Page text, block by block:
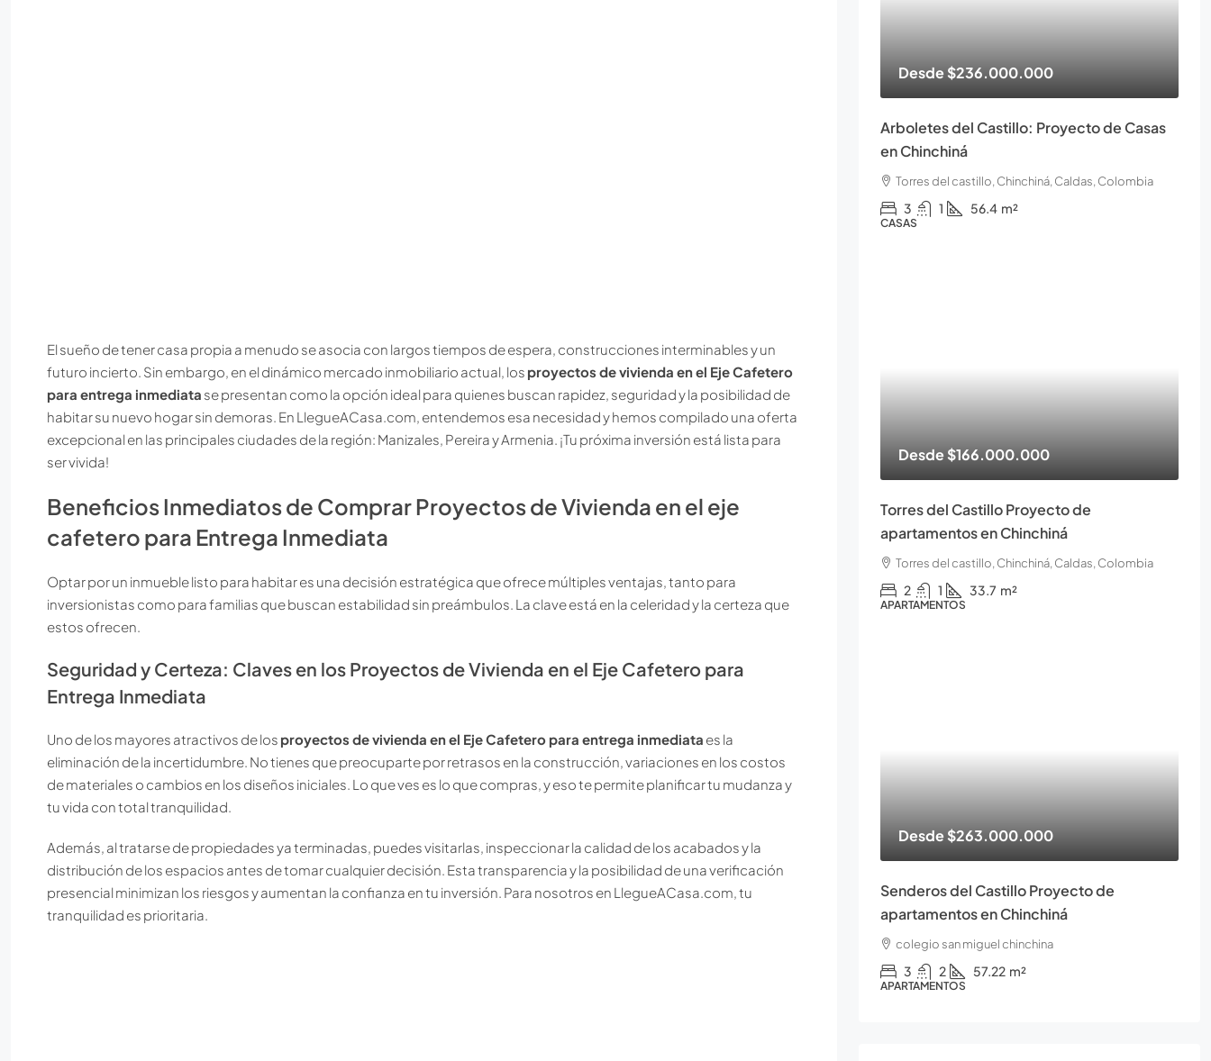
El sueño de tener casa propia a menudo se asocia con largos tiempos de espera, construcciones interminables y un
futuro incierto. Sin embargo, en el dinámico mercado inmobiliario actual, los proyectos de vivienda en el Eje Cafetero
para entrega inmediata se presentan como la opción ideal para quienes buscan rapidez, seguridad y la posibilidad de
habitar su nuevo hogar sin demoras. En LlegueACasa.com, entendemos esa necesidad y hemos compilado una oferta
excepcional en las principales ciudades de la región: Manizales, Pereira y Armenia. ¡Tu próxima inversión está lista para
ser vivida!
Beneficios Inmediatos de Comprar Proyectos de Vivienda en el eje
cafetero para Entrega Inmediata
Optar por un inmueble listo para habitar es una decisión estratégica que ofrece múltiples ventajas, tanto para
inversionistas como para familias que buscan estabilidad sin preámbulos. La clave está en la celeridad y la certeza que
estos ofrecen.
Seguridad y Certeza: Claves en los Proyectos de Vivienda en el Eje Cafetero para
Entrega Inmediata
Uno de los mayores atractivos de los proyectos de vivienda en el Eje Cafetero para entrega inmediata es la
eliminación de la incertidumbre. No tienes que preocuparte por retrasos en la construcción, variaciones en los costos
de materiales o cambios en los diseños iniciales. Lo que ves es lo que compras, y eso te permite planificar tu mudanza y
tu vida con total tranquilidad.
Además, al tratarse de propiedades ya terminadas, puedes visitarlas, inspeccionar la calidad de los acabados y la
distribución de los espacios antes de tomar cualquier decisión. Esta transparencia y la posibilidad de una verificación
presencial minimizan los riesgos y aumentan la confianza en tu inversión. Para nosotros en LlegueACasa.com, tu
tranquilidad es prioritaria.
Desde$236.000.000
Arboletes del Castillo: Proyecto de Casas
en Chinchiná
Torres del castillo, Chinchiná, Caldas, Colombia
3 1 56.4 m²
CASAS
Desde$166.000.000
Torres del Castillo Proyecto de
apartamentos en Chinchiná
Torres del castillo, Chinchiná, Caldas, Colombia
2 1 33.7 m²
APARTAMENTOS
Desde$263.000.000
Senderos del Castillo Proyecto de
apartamentos en Chinchiná
colegio san miguel chinchina
3 2 57.22 m²
APARTAMENTOS